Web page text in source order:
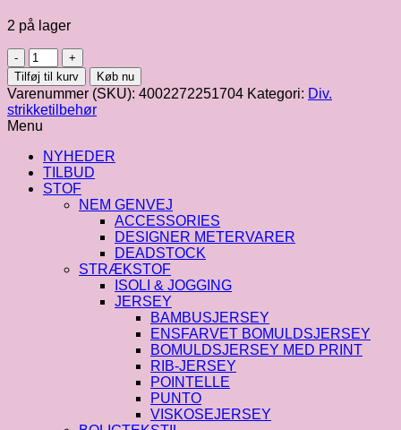
2 på lager
Garnnøgle
holder
med
spyd
antal
Tilføj til kurv Køb nu
Varenummer (SKU): 4002272251704 Kategori: Div.
strikketilbehør
Menu
NYHEDER
TILBUD
STOF
NEM GENVEJ
ACCESSORIES
DESIGNER METERVARER
DEADSTOCK
STRÆKSTOF
ISOLI & JOGGING
JERSEY
BAMBUSJERSEY
ENSFARVET BOMULDSJERSEY
BOMULDSJERSEY MED PRINT
RIB-JERSEY
POINTELLE
PUNTO
VISKOSEJERSEY